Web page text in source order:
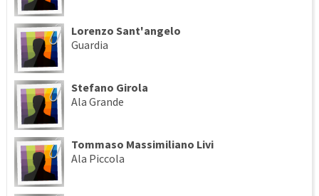
Lorenzo Sant'angelo
Guardia
Stefano Girola
Ala Grande
Tommaso Massimiliano Livi
Ala Piccola